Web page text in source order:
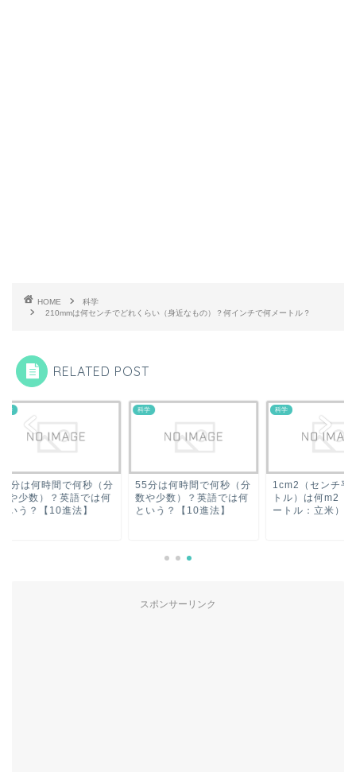
HOME
科学
210mmは何センチでどれくらい（身近なもの）？何インチで何メートル？
RELATED POST
は何時間で何秒（分
少数）？英語では何
う？【10進法】
科学
55分は何時間で何秒（分
数や少数）？英語では何
という？【10進法】
科学
1cm2（センチ平方
トル）は何m2（平
ートル：立米）？
スポンサーリンク